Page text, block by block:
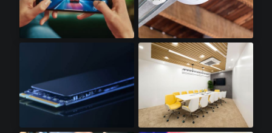
WiFI 接入点​